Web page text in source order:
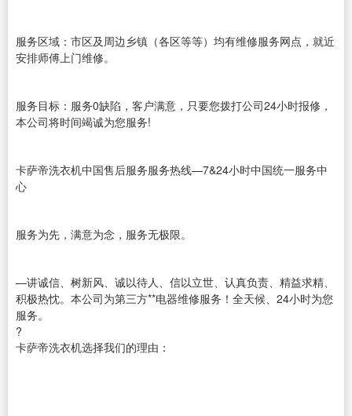
服务区域：市区及周边乡镇（各区等等）均有维修服务网点，就近
安排师傅上门维修。
服务目标：服务0缺陷，客户满意，只要您拨打公司24小时报修，
本公司将时间竭诚为您服务!
卡萨帝洗衣机中国售后服务服务热线—7&24小时中国统一服务中
心
服务为先，满意为念，服务无极限。
—讲诚信、树新风、诚以待人、信以立世、认真负责、精益求精、
积极热忱。本公司为第三方**电器维修服务！全天候、24小时为您
服务。
?
卡萨帝洗衣机选择我们的理由：